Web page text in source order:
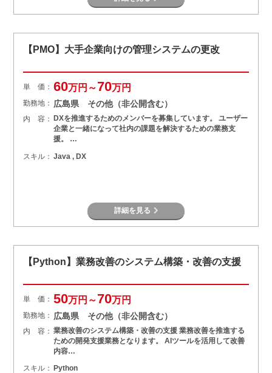
【PMO】大手企業向けの管理システムの更改
単 価： 60万円～70万円
勤務地： 広島県 その他（非公開含む）
内 容：
DXを推進するためのメンバーを募集しています。 ユーザー
企業と一緒になって社内の課題を解決するための業務支
援。 …
スキル： Java , DX
詳細を見る
【Python】業務改善のシステム構築・改善の支援
単 価： 50万円～70万円
勤務地： 広島県 その他（非公開含む）
内 容： 業務改善のシステム構築・改善の支援 業務改善を推進する
ための開発支援業務となります。 AIツールを活用して改善
内容…
スキル： Python